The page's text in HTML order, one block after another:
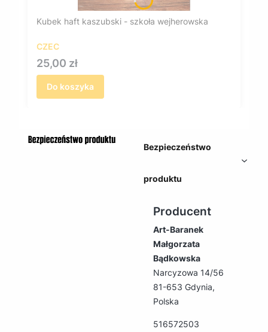
Kubek haft kaszubski - szkoła wejherowska
CZEC
Cena
25,00 zł
Do koszyka
Bezpieczeństwo
produktu
Producent
Art-Baranek
Małgorzata
Bądkowska
Narcyzowa 14/56
81-653 Gdynia,
Polska
516572503